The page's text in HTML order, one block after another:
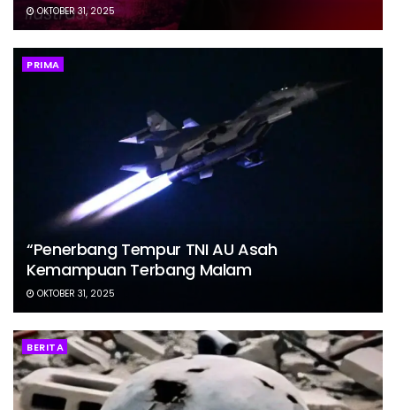
OKTOBER 31, 2025
PRIMA
“Penerbang Tempur TNI AU Asah
Kemampuan Terbang Malam
OKTOBER 31, 2025
BERITA